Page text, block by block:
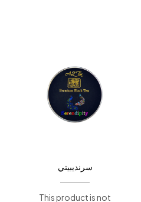
سرنديبيتي
This product is not